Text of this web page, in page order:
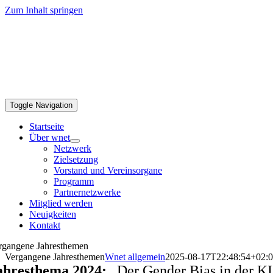
Zum Inhalt springen
Toggle Navigation
Startseite
Über wnet
Netzwerk
Zielsetzung
Vorstand und Vereinsorgane
Programm
Partnernetzwerke
Mitglied werden
Neuigkeiten
Kontakt
Jahresthemen
Vergangene JahresthemenWnet allgemein2025-08-